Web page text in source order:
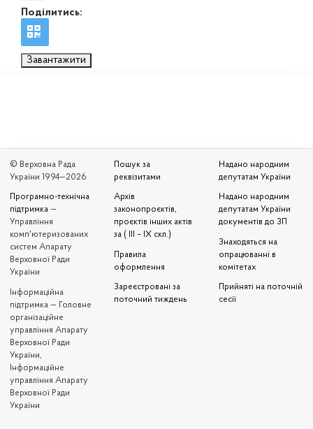
Поділитись:
Завантажити
© Верховна Рада
України 1994—2026
Програмно-технічна
підтримка —
Управління
комп'ютеризованих
систем Апарату
Верховної Ради
України
Iнформаційна
підтримка — Головне
організаційне
управління Апарату
Верховної Ради
України,
Інформаційне
управління Апарату
Верховної Ради
України
Пошук за
реквізитами
Архів
законопроєктів,
проєктів інших актів
за ( III – IX скл.)
Правила
оформлення
Зареєстровані за
поточний тиждень
Надано народним
депутатам України
Надано народним
депутатам України
документів до ЗП
Знаходяться на
опрацюванні в
комітетах
Прийняті на поточній
сесії